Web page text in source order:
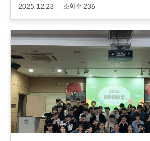
2025.12.23 조회수 236